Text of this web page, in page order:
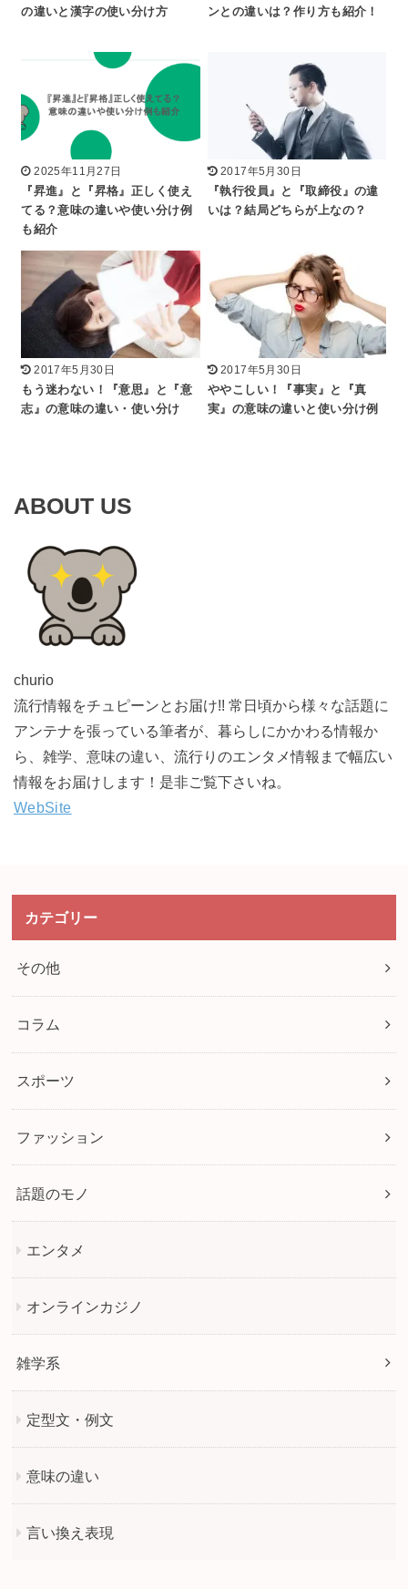
の違いと漢字の使い分け方
ンとの違いは？作り方も紹介！
2025年11月27日
『昇進』と『昇格』正しく使え
てる？意味の違いや使い分け例
も紹介
2017年5月30日
『執行役員』と『取締役』の違
いは？結局どちらが上なの？
2017年5月30日
もう迷わない！『意思』と『意
志』の意味の違い・使い分け
2017年5月30日
ややこしい！『事実』と『真
実』の意味の違いと使い分け例
ABOUT US
churio
流行情報をチュピーンとお届け!! 常日頃から様々な話題に
アンテナを張っている筆者が、暮らしにかかわる情報か
ら、雑学、意味の違い、流行りのエンタメ情報まで幅広い
情報をお届けします！是非ご覧下さいね。
WebSite
カテゴリー
その他
コラム
スポーツ
ファッション
話題のモノ
エンタメ
オンラインカジノ
雑学系
定型文・例文
意味の違い
言い換え表現